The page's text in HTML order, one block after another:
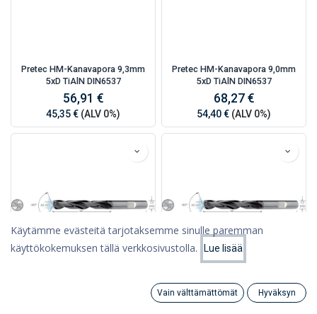
Suosituimmat
Category
Pretec HM-Kanavapora 9,3mm
5xD TiAlN DIN6537
56,91 €
45,35 € (ALV 0%)
Pretec HM-Kanavapora 9,0mm
5xD TiAlN DIN6537
68,27 €
54,40 € (ALV 0%)
Pretec HM-Kanavapora 8,0mm
5xD TiAlN DIN6537
Käytämme evästeitä tarjotaksemme sinulle paremman
käyttökokemuksen tällä verkkosivustolla.
Lue lisää
Vain välttämättömät Hyväksyn